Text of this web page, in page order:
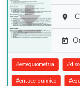
 

#estequiometria #
#enlace-quimico #